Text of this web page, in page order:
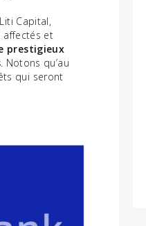
Capital,
affectés et
prestigieux
. Notons qu’au
qui seront